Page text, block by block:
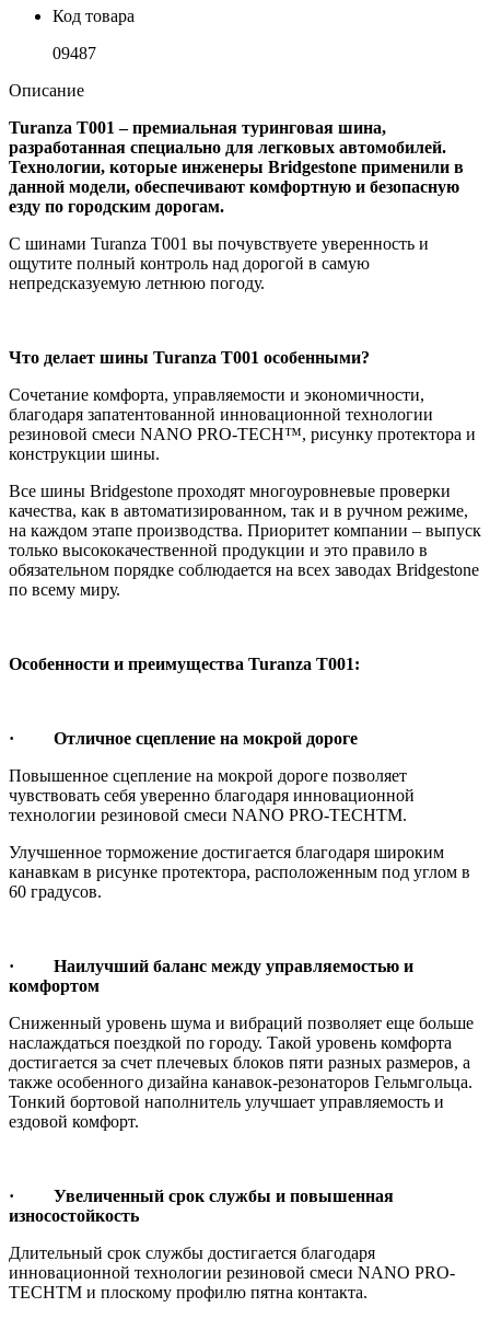
Код товара
09487
Описание
Turanza T001 – премиальная туринговая шина,
разработанная специально для легковых автомобилей.
Технологии, которые инженеры Bridgestone применили в
данной модели, обеспечивают комфортную и безопасную
езду по городским дорогам.
С шинами Turanza T001 вы почувствуете уверенность и
ощутите полный контроль над дорогой в самую
непредсказуемую летнюю погоду.
Что делает шины Turanza T001 особенными?
Сочетание комфорта, управляемости и экономичности,
благодаря запатентованной инновационной технологии
резиновой смеси NANO PRO-TECH™, рисунку протектора и
конструкции шины.
Все шины Bridgestone проходят многоуровневые проверки
качества, как в автоматизированном, так и в ручном режиме,
на каждом этапе производства. Приоритет компании – выпуск
только высококачественной продукции и это правило в
обязательном порядке соблюдается на всех заводах Bridgestone
по всему миру.
Особенности и преимущества Turanza T001:
· Отличное сцепление на мокрой дороге
Повышенное сцепление на мокрой дороге позволяет
чувствовать себя уверенно благодаря инновационной
технологии резиновой смеси NANO PRO-TECHTM.
Улучшенное торможение достигается благодаря широким
канавкам в рисунке протектора, расположенным под углом в
60 градусов.
· Наилучший баланс между управляемостью и
комфортом
Сниженный уровень шума и вибраций позволяет еще больше
наслаждаться поездкой по городу. Такой уровень комфорта
достигается за счет плечевых блоков пяти разных размеров, а
также особенного дизайна канавок-резонаторов Гельмгольца.
Тонкий бортовой наполнитель улучшает управляемость и
ездовой комфорт.
· Увеличенный срок службы и повышенная
износостойкость
Длительный срок службы достигается благодаря
инновационной технологии резиновой смеси NANO PRO-
TECHTM и плоскому профилю пятна контакта.